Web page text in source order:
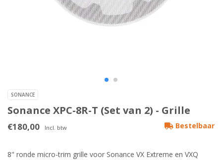
SONANCE
Sonance XPC-8R-T (Set van 2) - Grille
€180,00 Incl. btw Bestelbaar
8" ronde micro-trim grille voor Sonance VX Extreme en VXQ